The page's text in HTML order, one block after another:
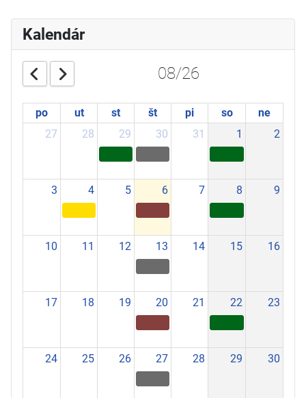
Kalendár
08/26
po ut st št pi so
ne
27
28 29 30 31 1 2
3 4 5 6 7 8 9
10 11 12 13 14 15 16
17 18 19 20 21 22 23
24 25 26 27 28 29 30